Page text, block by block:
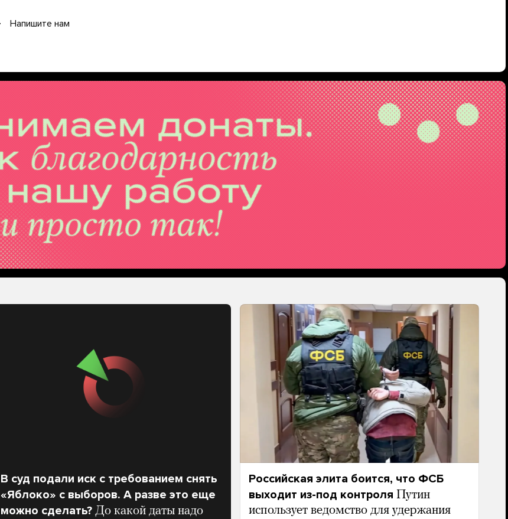
Напишите нам
В суд подали иск с требованием снять
«Яблоко» с выборов. А разве это еще
можно сделать? До какой даты надо
Российская элита боится, что ФСБ
выходит из-под контроля Путин
использует ведомство для удержания